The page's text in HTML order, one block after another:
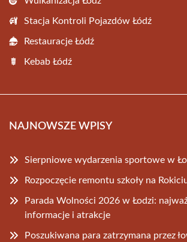
Stacja Kontroli Pojazdów Łódź
Restauracje Łódź
Kebab Łódź
NAJNOWSZE WPISY
Sierpniowe wydarzenia sportowe w
Rozpoczęcie remontu szkoły na
Parada Wolności 2026 w Łodzi:
informacje i atrakcje
Poszukiwana para zatrzymana przez